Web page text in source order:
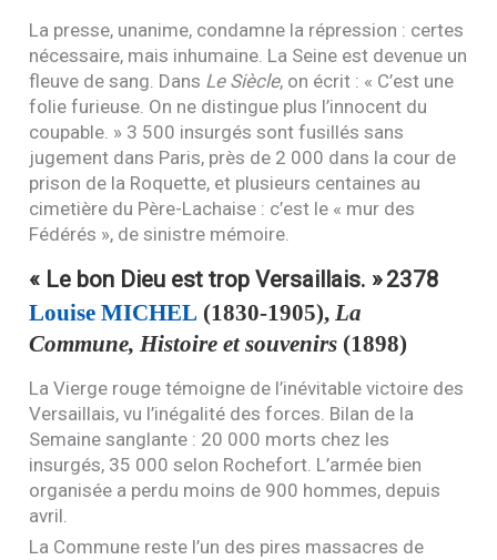
La presse, unanime, condamne la répression : certes
nécessaire, mais inhumaine. La Seine est devenue un
fleuve de sang. Dans Le Siècle, on écrit : « C’est une
folie furieuse. On ne distingue plus l’innocent du
coupable. » 3 500 insurgés sont fusillés sans
jugement dans Paris, près de 2 000 dans la cour de
prison de la Roquette, et plusieurs centaines au
cimetière du Père-Lachaise : c’est le « mur des
Fédérés », de sinistre mémoire.
« Le bon Dieu est trop Versaillais. »2378
LouiseMICHEL (1830-1905), La
Commune, Histoire et souvenirs (1898)
La Vierge rouge témoigne de l’inévitable victoire des
Versaillais, vu l’inégalité des forces. Bilan de la
Semaine sanglante : 20 000 morts chez les
insurgés, 35 000 selon Rochefort. L’armée bien
organisée a perdu moins de 900 hommes, depuis
avril.
La Commune reste l’un des pires massacres de